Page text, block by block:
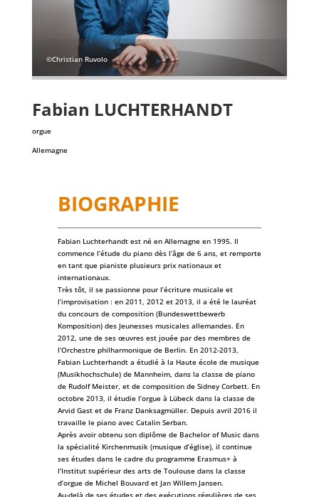
©Christian Ruvolo
Fabian LUCHTERHANDT
orgue
Allemagne
BIOGRAPHIE
Fabian Luchterhandt est né en Allemagne en 1995. Il
commence l’étude du piano dès l’âge de 6 ans, et remporte
en tant que pianiste plusieurs prix nationaux et
internationaux.
Très tôt, il se passionne pour l’écriture musicale et
l’improvisation : en 2011, 2012 et 2013, il a été le lauréat
du concours de composition (Bundeswettbewerb
Komposition) des Jeunesses musicales allemandes. En
2012, une de ses œuvres est jouée par des membres de
l’Orchestre philharmonique de Berlin. En 2012-2013,
Fabian Luchterhandt a étudié à la Haute école de musique
(Musikhochschule) de Mannheim, dans la classe de piano
de Rudolf Meister, et de composition de Sidney Corbett. En
octobre 2013, il étudie l’orgue à Lübeck dans la classe de
Arvid Gast et de Franz Danksagmüller. Depuis avril 2016 il
travaille le piano avec Catalin Serban.
Après avoir obtenu son diplôme de Bachelor of Music dans
la spécialité Kirchenmusik (musique d’église), il continue
ses études dans le cadre du programme Erasmus+ à
l’Institut supérieur des arts de Toulouse dans la classe
d’orgue de Michel Bouvard et Jan Willem Jansen.
Au-delà de ses études et des exécutions régulières de ses